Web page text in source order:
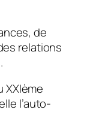
de
relations
l’auto-